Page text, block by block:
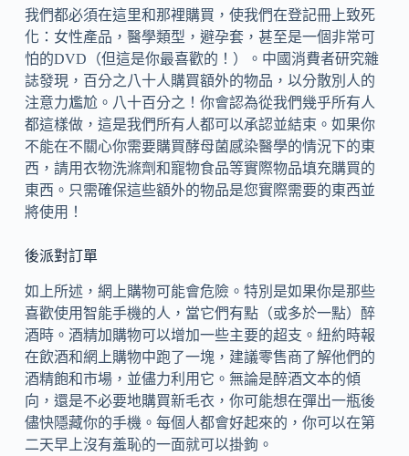
我們都必須在這里和那裡購買，使我們在登記冊上致死
化：女性產品，醫學類型，避孕套，甚至是一個非常可
怕的DVD（但這是你最喜歡的！）。中國消費者研究雜
誌發現，百分之八十人購買額外的物品，以分散別人的
注意力尷尬。八十百分之！你會認為從我們幾乎所有人
都這樣做，這是我們所有人都可以承認並結束。如果你
不能在不關心你需要購買酵母菌感染醫學的情況下的東
西，請用衣物洗滌劑和寵物食品等實際物品填充購買的
東西。只需確保這些額外的物品是您實際需要的東西並
將使用！
後派對訂單
如上所述，網上購物可能會危險。特別是如果你是那些
喜歡使用智能手機的人，當它們有點（或多於一點）醉
酒時。酒精加購物可以增加一些主要的超支。紐約時報
在飲酒和網上購物中跑了一塊，建議零售商了解他們的
酒精飽和市場，並儘力利用它。無論是醉酒文本的傾
向，還是不必要地購買新毛衣，你可能想在彈出一瓶後
儘快隱藏你的手機。每個人都會好起來的，你可以在第
二天早上沒有羞恥的一面就可以掛鉤。